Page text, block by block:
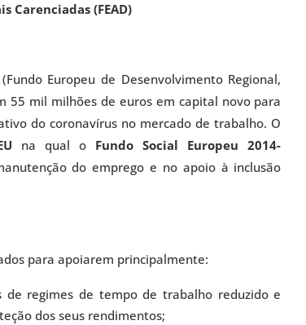
Carenciadas (FEAD)
Europeu de Desenvolvimento Regional,
55 mil milhões de euros em capital novo para
do coronavírus no mercado de trabalho. O
na qual o Fundo Social Europeu 2014-
do emprego e no apoio à inclusão
para apoiarem principalmente:
regimes de tempo de trabalho reduzido e
dos seus rendimentos;